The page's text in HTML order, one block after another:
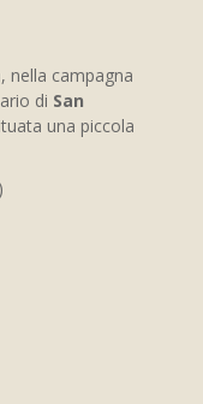
nella campagna
di San
una piccola